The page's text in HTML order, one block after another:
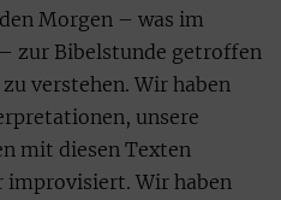
Morgen – was im
zur Bibelstunde getroffen
verstehen. Wir haben
unsere
mit diesen Texten
improvisiert. Wir haben